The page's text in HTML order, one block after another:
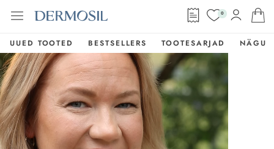
0
UUED TOOTED BESTSELLERS TOOTESARJAD NÄGU